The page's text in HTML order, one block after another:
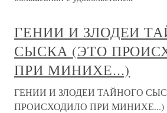
ГЕНИИ И ЗЛОДЕИ
СЫСКА (ЭТО
ПРИ МИНИХЕ...)
ГЕНИИ И ЗЛОДЕИ ТАЙНОГО
ПРОИСХОДИЛО ПРИ МИНИХЕ...)